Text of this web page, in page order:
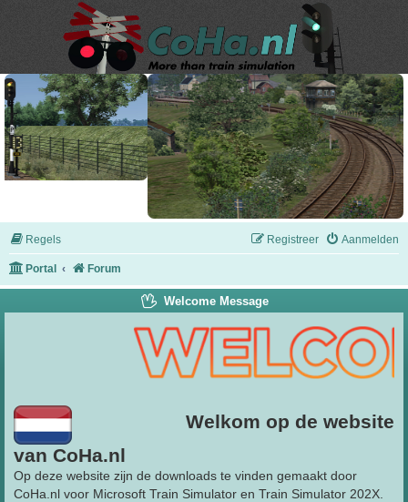
Regels Aanmelden
Registreer
Portal Forum
Welcome Message
Welkom op de website
van CoHa.nl
Op deze website zijn de downloads te vinden gemaakt door
CoHa.nl voor Microsoft Train Simulator en Train Simulator 202X.